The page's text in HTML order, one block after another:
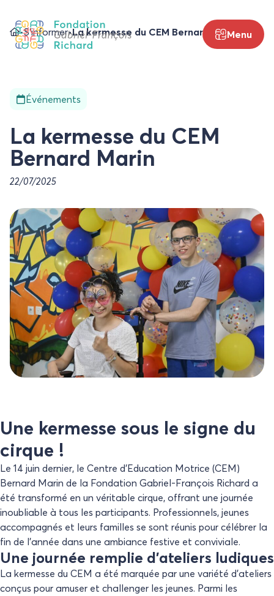
Menu
•S’informer•La kermesse du CEM Bernard Marin
Événements
La kermesse du CEM
Bernard Marin
22/07/2025
Une kermesse sous le signe du
cirque !
Le 14 juin dernier, le Centre d’Education Motrice (CEM)
Bernard Marin de la Fondation Gabriel-François Richard a
été transformé en un véritable cirque, offrant une journée
inoubliable à tous les participants. Professionnels, jeunes
accompagnés et leurs familles se sont réunis pour célébrer la
fin de l’année dans une ambiance festive et conviviale.
Une journée remplie d’ateliers ludiques
La kermesse du CEM a été marquée par une variété d’ateliers
conçus pour amuser et challenger les jeunes. Parmi les